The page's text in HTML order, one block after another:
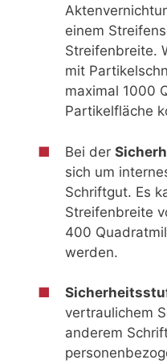
einem
Streifenbreite.
mit
maximal 1000
Partikelfläche
Bei der
sich um
Schriftgut. Es
Streifenbreite
400
werden.
vertraulichem
anderem